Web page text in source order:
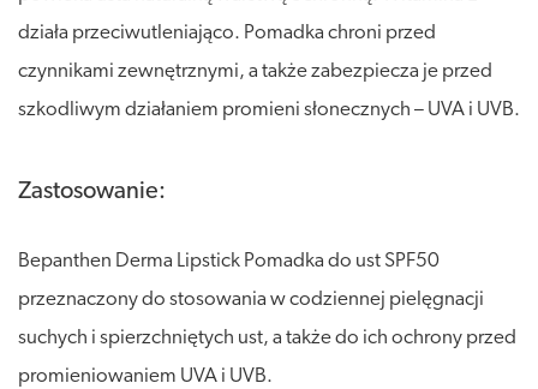
działa przeciwutleniająco. Pomadka chroni przed
czynnikami zewnętrznymi, a także zabezpiecza je przed
szkodliwym działaniem promieni słonecznych – UVA i UVB.
Zastosowanie:
Bepanthen Derma Lipstick Pomadka do ust SPF50
przeznaczony do stosowania w codziennej pielęgnacji
suchych i spierzchniętych ust, a także do ich ochrony przed
promieniowaniem UVA i UVB.